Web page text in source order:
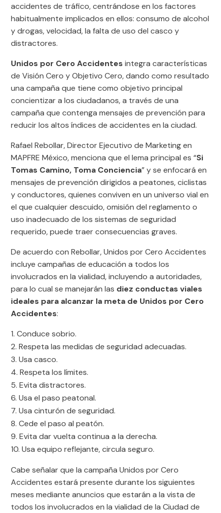
accidentes de tráfico, centrándose en los factores
habitualmente implicados en ellos: consumo de alcohol
y drogas, velocidad, la falta de uso del casco y
distractores.
Unidos por Cero Accidentes integra características
de Visión Cero y Objetivo Cero, dando como resultado
una campaña que tiene como objetivo principal
concientizar a los ciudadanos, a través de una
campaña que contenga mensajes de prevención para
reducir los altos índices de accidentes en la ciudad.
Rafael Rebollar, Director Ejecutivo de Marketing en
MAPFRE México, menciona que el lema principal es “Si
Tomas Camino, Toma Conciencia” y se enfocará en
mensajes de prevención dirigidos a peatones, ciclistas
y conductores, quienes conviven en un universo vial en
el que cualquier descuido, omisión del reglamento o
uso inadecuado de los sistemas de seguridad
requerido, puede traer consecuencias graves.
De acuerdo con Rebollar, Unidos por Cero Accidentes
incluye campañas de educación a todos los
involucrados en la vialidad, incluyendo a autoridades,
para lo cual se manejarán las diez conductas viales
ideales para alcanzar la meta de Unidos por Cero
Accidentes:
Conduce sobrio.
Respeta las medidas de seguridad adecuadas.
Usa casco.
Respeta los límites.
Evita distractores.
Usa el paso peatonal.
Usa cinturón de seguridad.
Cede el paso al peatón.
Evita dar vuelta continua a la derecha.
Usa equipo reflejante, circula seguro.
Cabe señalar que la campaña Unidos por Cero
Accidentes estará presente durante los siguientes
meses mediante anuncios que estarán a la vista de
todos los involucrados en la vialidad de la Ciudad de